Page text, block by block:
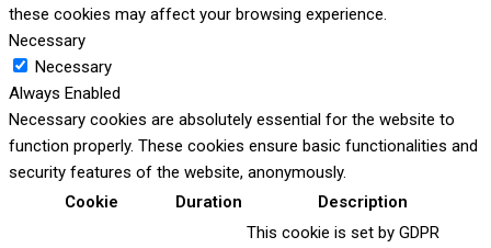
these cookies may affect your browsing experience.
Necessary
Necessary
Always Enabled
Necessary cookies are absolutely essential for the website to
function properly. These cookies ensure basic functionalities and
security features of the website, anonymously.
Cookie
Duration Description
This cookie is set by GDPR